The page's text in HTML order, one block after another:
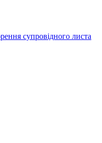
супровідного листа